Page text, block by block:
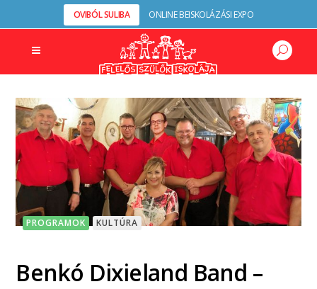
OVIBÓL SULIBA ONLINE BEISKOLÁZÁSI EXPO
PROGRAMOK KULTÚRA
Benkó Dixieland Band –